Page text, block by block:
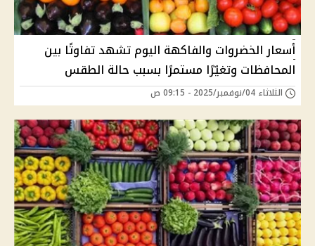
أسعار الخضروات والفاكهة اليوم تشهد تفاوتًا بين
المحافظات وتغيّرًا مستمرًا بسبب حالة الطقس
الثلاثاء 04/نوفمبر/2025 - 09:15 ص